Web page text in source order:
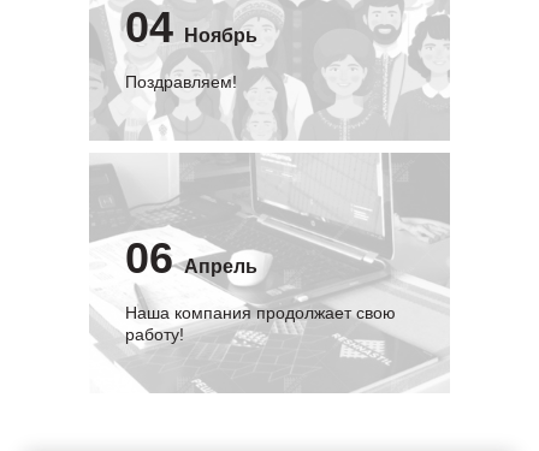
04 Ноябрь
Поздравляем!
06 Апрель
Наша компания продолжает свою
работу!